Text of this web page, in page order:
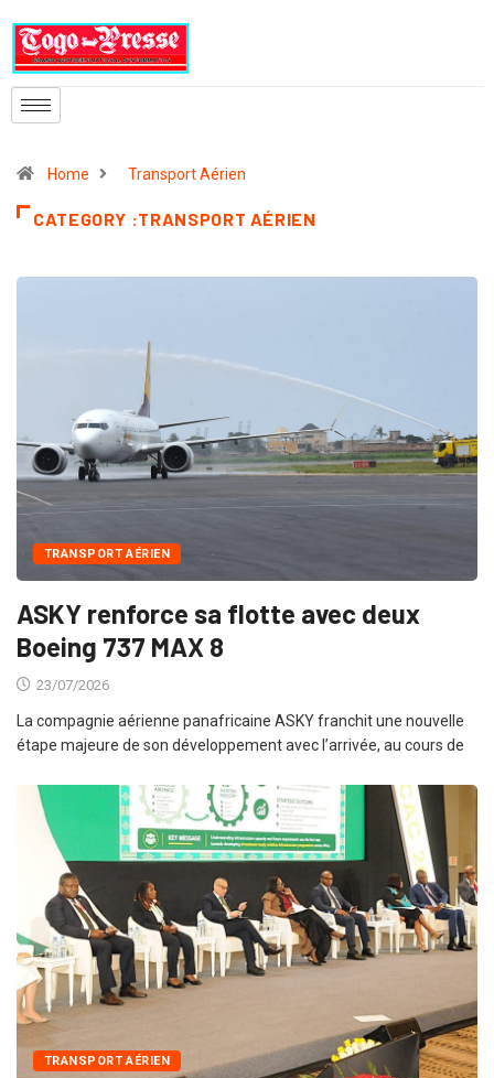
Home Transport Aérien
CATEGORY :TRANSPORT AÉRIEN
TRANSPORT AÉRIEN
ASKY renforce sa flotte avec deux
Boeing 737 MAX 8
23/07/2026
La compagnie aérienne panafricaine ASKY franchit une nouvelle
étape majeure de son développement avec l’arrivée, au cours de
TRANSPORT AÉRIEN